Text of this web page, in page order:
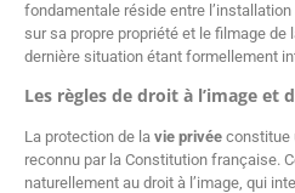
fondamentale réside entre
sur sa propre propriété et le filmage de
dernière situation étant formellement
Les règles de droit à l’image et
La protection de la vie privée constitue
reconnu par la Constitution française.
naturellement au droit à l’image, qui